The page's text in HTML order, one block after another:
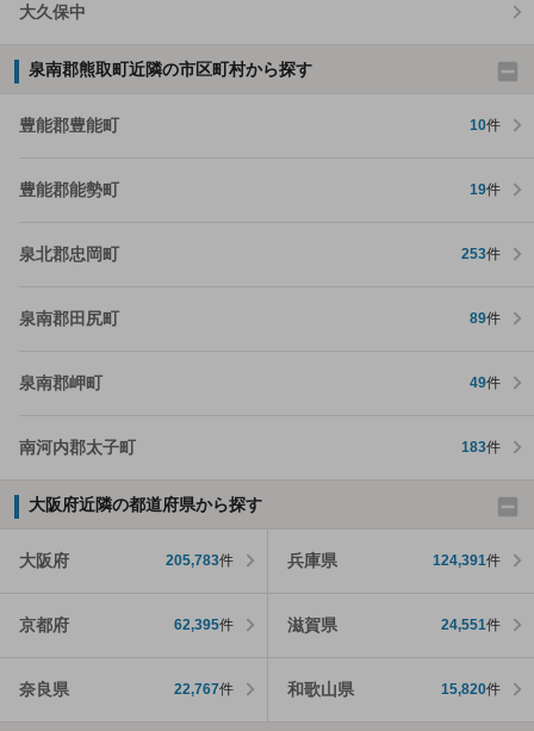
大久保中
泉南郡熊取町近隣の市区町村から探す
豊能郡豊能町 10件
豊能郡能勢町 19件
泉北郡忠岡町 253件
泉南郡田尻町 89件
泉南郡岬町 49件
南河内郡太子町 183件
大阪府近隣の都道府県から探す
大阪府 205,783件 兵庫県 124,391件
京都府 62,395件 滋賀県 24,551件
奈良県 22,767件 和歌山県 15,820件